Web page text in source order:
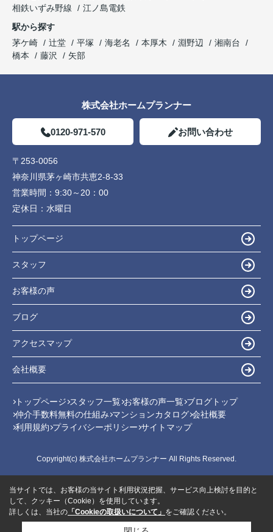
相鉄いずみ野線
江ノ島電鉄
駅から探す
茅ケ崎
辻堂 平塚 海老名 本厚木 淵野辺
湘南台
橋本
藤沢 矢部
株式会社ホームプランナー
0120-971-570 お問い合わせ
〒253-0056
神奈川県茅ヶ崎市共恵2-8-33
営業時間： 9:30～20：00
定休日： 水曜日
トップページ
スタッフ
お客様の声
ブログ
アクセスマップ
会社概要
トップページ スタッフ一覧 お客様の声一覧 ブログトップ
仲介手数料無料の仕組み マンションカタログ 会社概要
利用規約 プライバシーポリシー サイトマップ
Copyright(c) 株式会社ホームプランナー All Rights Reserved.
当サイトでは、お客様の当サイト利用状況把握、サービス向上検討を目的と
して、クッキー（Cookie）を使用しています。
詳しくは、当社の 「Cookieの取扱いについて」 をご確認ください。